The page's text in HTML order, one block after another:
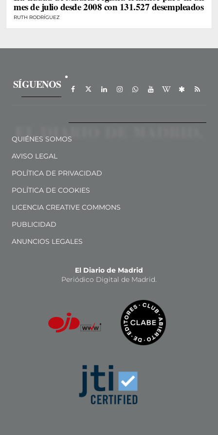
mes de julio desde 2008 con 131.527 desempleados
RUTH RODRÍGUEZ
SÍGUENOS
QUIÉNES SOMOS
AVISO LEGAL
POLÍTICA DE PRIVACIDAD
POLÍTICA DE COOKIES
LICENCIA CREATIVE COMMONS
PUBLICIDAD
ANUNCIOS LEGALES
El Diario de Madrid
Periódico Digital de Madrid.